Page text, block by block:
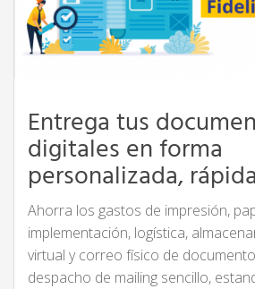
Entrega tus
digitales en forma
personalizada,
Ahorra los gastos de impresión,
implementación, logística,
virtual y correo físico de
despacho de mailing sencillo,